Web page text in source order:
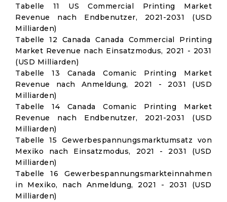
Tabelle 11 US Commercial Printing Market
Revenue nach Endbenutzer, 2021-2031 (USD
Milliarden)
Tabelle 12 Canada Canada Commercial Printing
Market Revenue nach Einsatzmodus, 2021 - 2031
(USD Milliarden)
Tabelle 13 Canada Comanic Printing Market
Revenue nach Anmeldung, 2021 - 2031 (USD
Milliarden)
Tabelle 14 Canada Comanic Printing Market
Revenue nach Endbenutzer, 2021-2031 (USD
Milliarden)
Tabelle 15 Gewerbespannungsmarktumsatz von
Mexiko nach Einsatzmodus, 2021 - 2031 (USD
Milliarden)
Tabelle 16 Gewerbespannungsmarkteinnahmen
in Mexiko, nach Anmeldung, 2021 - 2031 (USD
Milliarden)